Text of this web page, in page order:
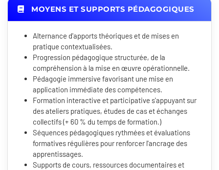
MOYENS ET SUPPORTS PÉDAGOGIQUES
Alternance d'apports théoriques et de mises en
pratique contextualisées.
Progression pédagogique structurée, de la
compréhension à la mise en œuvre opérationnelle.
Pédagogie immersive favorisant une mise en
application immédiate des compétences.
Formation interactive et participative s'appuyant sur
des ateliers pratiques, études de cas et échanges
collectifs (+ 60 % du temps de formation.)
Séquences pédagogiques rythmées et évaluations
formatives régulières pour renforcer l'ancrage des
apprentissages.
Supports de cours, ressources documentaires et